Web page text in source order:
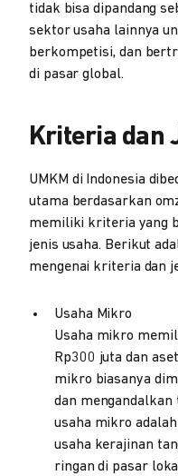
tidak bisa dipandang
sektor usaha lainnya
berkompetisi, dan
di pasar global.
Kriteria dan
UMKM di Indonesia
utama berdasarkan
memiliki kriteria yang
jenis usaha. Berikut
mengenai kriteria dan
Usaha Mikro
Usaha mikro
Rp300 juta dan
mikro biasanya
dan mengandalkan
usaha mikro
usaha kerajinan
ringan di pasar